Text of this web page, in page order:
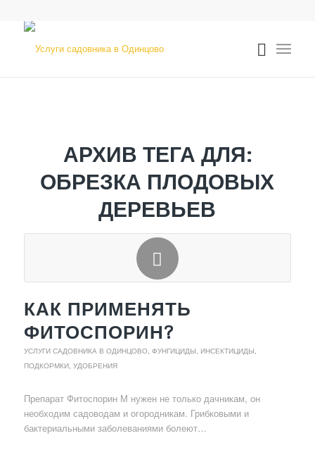
АРХИВ ТЕГА ДЛЯ:
ОБРЕЗКА ПЛОДОВЫХ
ДЕРЕВЬЕВ
КАК ПРИМЕНЯТЬ
ФИТОСПОРИН?
УСЛУГИ САДОВНИКА В ОДИНЦОВО, ФУНГИЦИДЫ, ИНСЕКТИЦИДЫ,
ПОДКОРМКИ, УДОБРЕНИЯ
Препарат Фитоспорин М нужен не только дачникам, он
необходим садоводам и огородникам. Грибковыми и
бактериальными заболеваниями болеют…